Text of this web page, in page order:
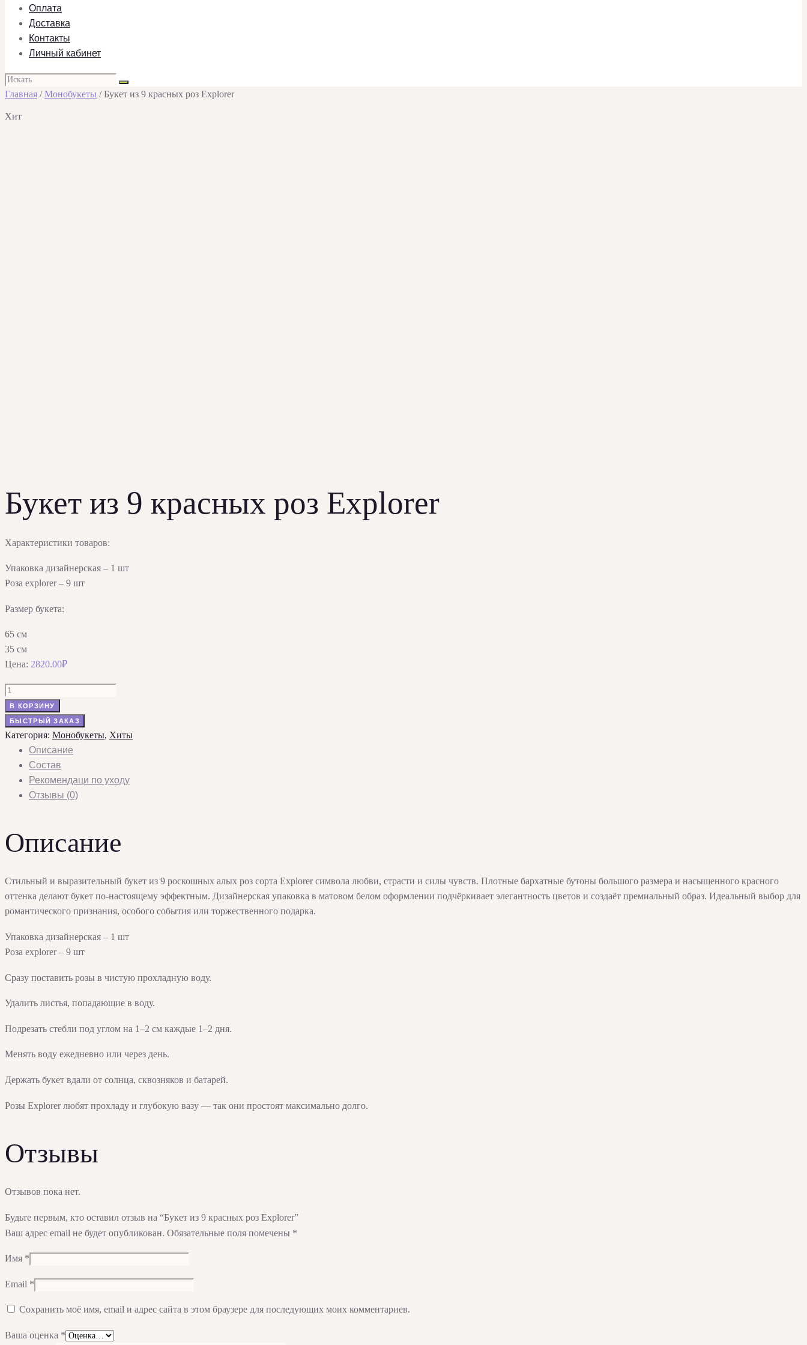
Оплата
Доставка
Контакты
Личный кабинет
Главная /Монобукеты / Букет из 9 красных роз Explorer
Хит
Букет из 9 красных роз Explorer
Характеристики товаров:
Упаковка дизайнерская – 1 шт
Роза explorer – 9 шт
Размер букета:
65 см
35 см
Цена: 2820.00₽
Количество
товара
Букет
из
красных
Explorer
В КОРЗИНУ
БЫСТРЫЙ ЗАКАЗ
Категория: Монобукеты, Хиты
Описание
Состав
Рекомендаци по уходу
Отзывы (0)
Описание
Стильный и выразительный букет из 9 роскошных алых роз сорта Explorer символа любви, страсти и силы чувств. Плотные бархатные бутоны большого размера и насыщенного красного
оттенка делают букет по-настоящему эффектным. Дизайнерская упаковка в матовом белом оформлении подчёркивает элегантность цветов и создаёт премиальный образ. Идеальный выбор для
романтического признания, особого события или торжественного подарка.
Упаковка дизайнерская – 1 шт
Роза explorer – 9 шт
Сразу поставить розы в чистую прохладную воду.
Удалить листья, попадающие в воду.
Подрезать стебли под углом на 1–2 см каждые 1–2 дня.
Менять воду ежедневно или через день.
Держать букет вдали от солнца, сквозняков и батарей.
Розы Explorer любят прохладу и глубокую вазу — так они простоят максимально долго.
Отзывы
Отзывов пока нет.
Будьте первым, кто оставил отзыв на “Букет из 9 красных роз Explorer”
Ваш адрес email не будет опубликован. Обязательные поля помечены *
Имя *
Email *
Сохранить моё имя, email и адрес сайта в этом браузере для последующих моих комментариев.
Ваша оценка *